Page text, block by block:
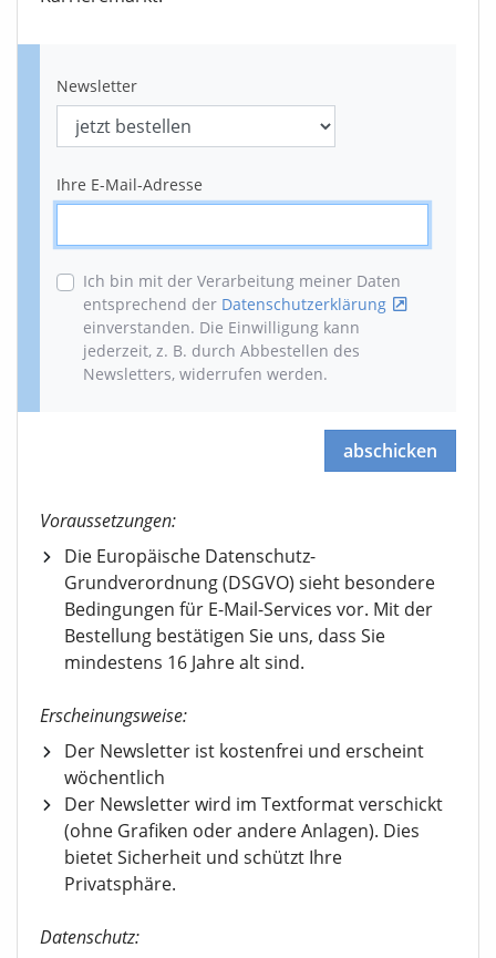
Newsletter
Ihre E-Mail-Adresse
Ich bin mit der Verarbeitung meiner Daten
entsprechend der Datenschutzerklärung
einverstanden. Die Einwilligung kann
jederzeit, z. B. durch Abbestellen des
Newsletters, widerrufen werden.
abschicken
Voraussetzungen:
Die Europäische Datenschutz-
Grundverordnung (DSGVO) sieht besondere
Bedingungen für E-Mail-Services vor. Mit der
Bestellung bestätigen Sie uns, dass Sie
mindestens 16 Jahre alt sind.
Erscheinungsweise:
Der Newsletter ist kostenfrei und erscheint
wöchentlich
Der Newsletter wird im Textformat verschickt
(ohne Grafiken oder andere Anlagen). Dies
bietet Sicherheit und schützt Ihre
Privatsphäre.
Datenschutz: